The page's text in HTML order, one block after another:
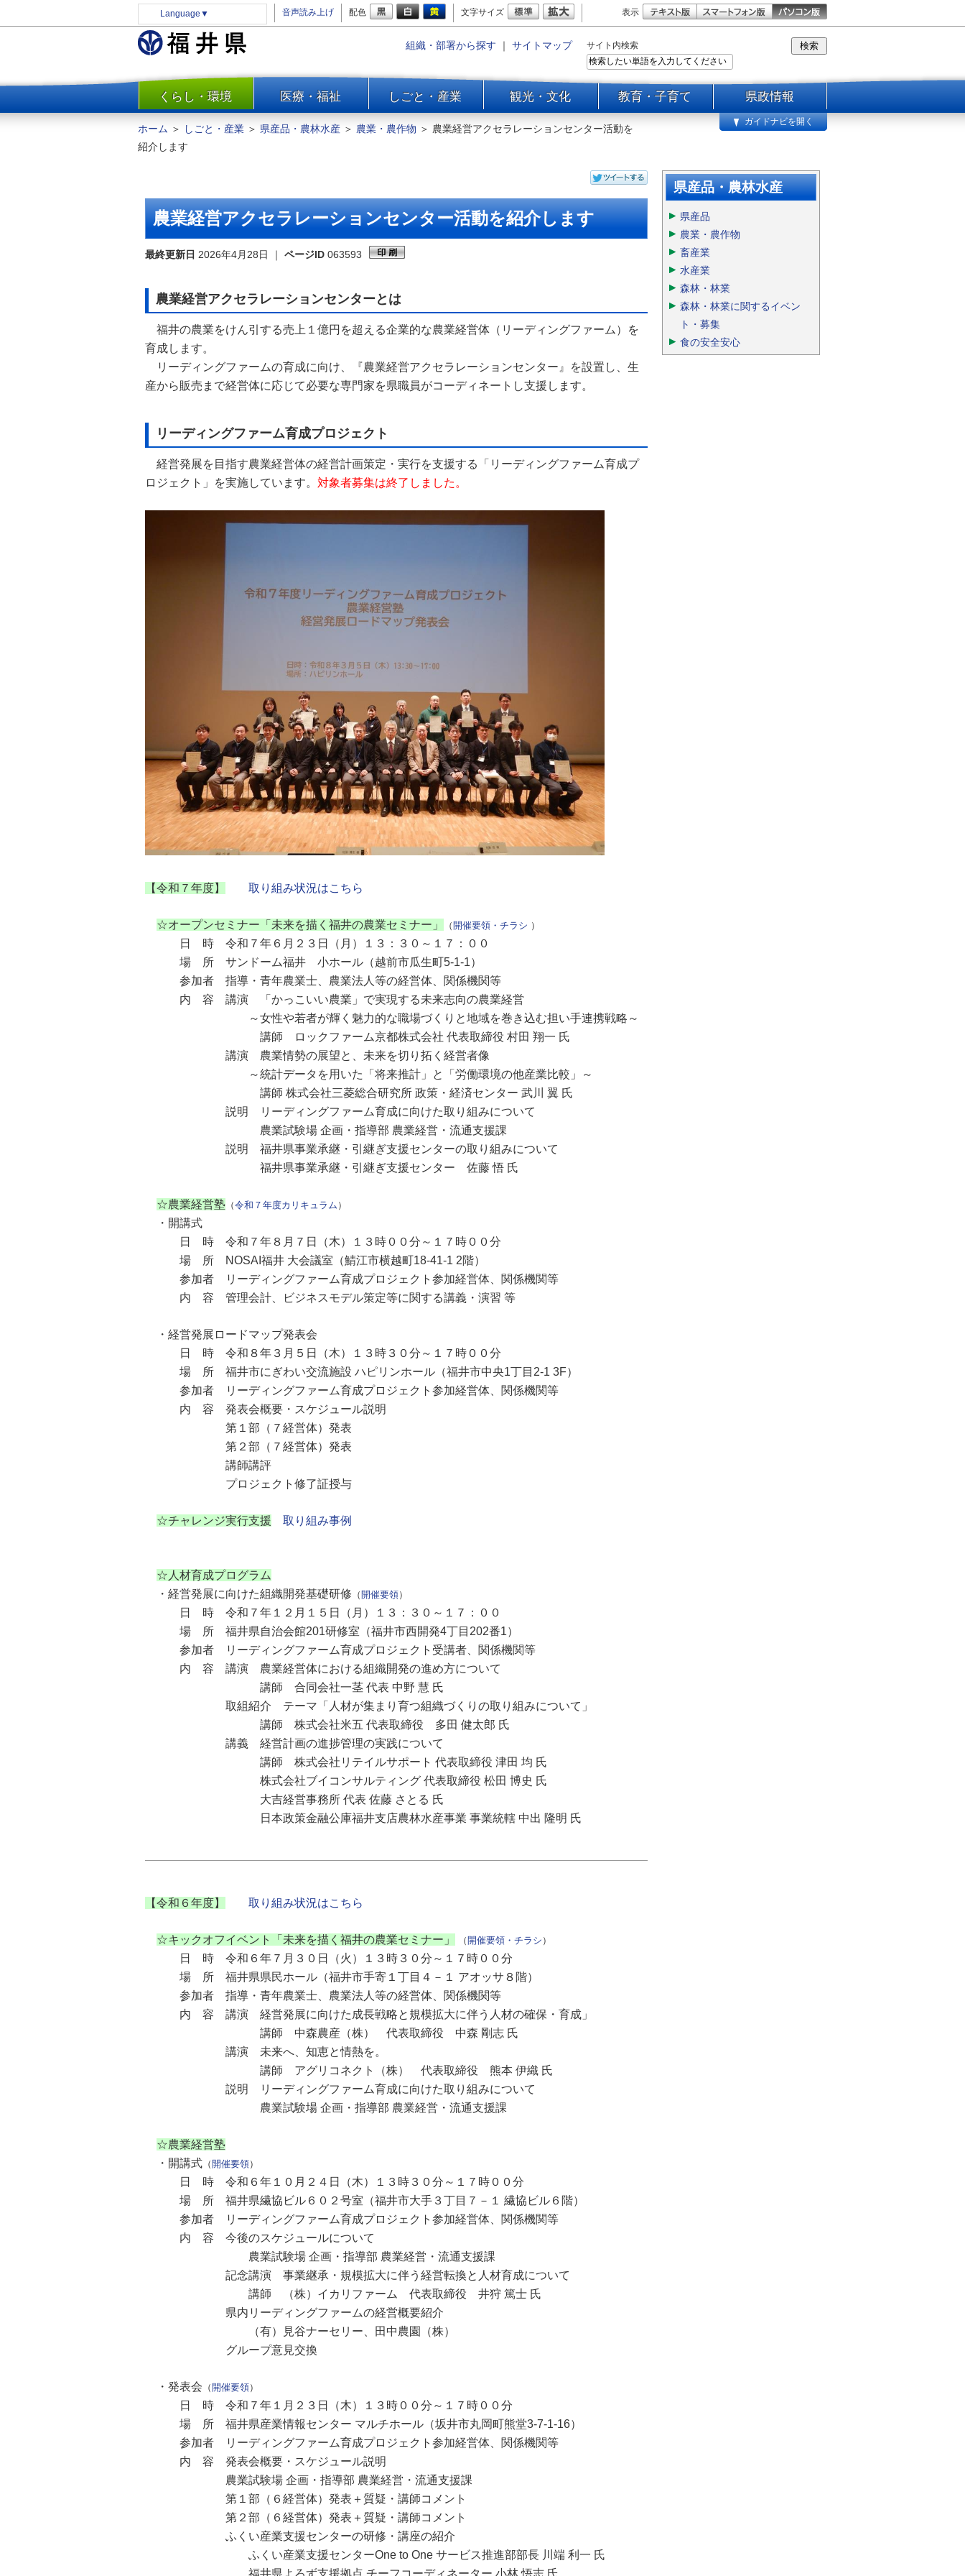
Language ▼ 音声読み上げ 配色 文字サイズ 表示
組織・部署から探す ｜ サイトマップ サイト内検索
一覧
くらし・環境 医療・福祉 しごと・産業 観光・文化 教育・子育て 県政情報
防災
安全安心
住まい・土地
環境問題・廃棄物対策・リサ
交通・道路
河川・砂防・港湾
自然
ホーム ＞ しごと・産業 ＞ 県産品・農林水産 ＞ 農業・農作物 ＞ 農業経営アクセラレーションセンター活動を
紹介します
ガイドナビを開く
農業経営アクセラレーションセンター活動を紹介します
最終更新日 2026年4月28日 ｜ ページID 063593
農業経営アクセラレーションセンターとは
福井の農業をけん引する売上１億円を超える企業的な農業経営体（リーディングファーム）を
育成​します。
リーディングファームの育成に向け、『農業経営アクセラレーションセンター』を設置し、生
産から販売まで経営体に応じて必要な専門家を県職員がコーディネートし支援します。
リーディングファーム育成プロジェクト
経営発展を目指す農業経営体の経営計画策定・実行を支援する「リーディングファーム育成プ
ロジェクト」を実施しています。 対象者募集は終了しました。
【令和７年度】 取り組み状況はこちら
☆オープンセミナー「未来を描く福井の農業セミナー」 （ 開催要領・チラシ ）
日 時 令和７年６月２３日（月）１３：３０～１７：００
場 所 サンドーム福井 小ホール（越前市瓜生町5-1-1）
参加者 指導・青年農業士、農業法人等の経営体、関係機関等
内 容 講演 「かっこいい農業」で実現する未来志向の農業経営
～女性や若者が輝く魅力的な職場づくりと地域を巻き込む担い手連携戦略～
講師 ロックファーム京都株式会社 代表取締役 村田 翔一 氏
講演 農業情勢の展望と、未来を切り拓く経営者像
～統計データを用いた「将来推計」と「労働環境の他産業比較」～
講師 株式会社三菱総合研究所 政策・経済センター 武川 翼 氏
説明 リーディングファーム育成に向けた取り組みについて
農業試験場 企画・指導部 農業経営・流通支援課
説明 福井県事業承継・引継ぎ支援センターの取り組みについて
福井県事業承継・引継ぎ支援センター 佐藤 悟 氏
☆農業経営塾 （令和７年度カリキュラム ）
・開講式
日 時 令和７年８月７日（木）１３時００分～１７時００分
場 所 NOSAI福井 大会議室（鯖江市横越町18-41-1 2階）
参加者 リーディングファーム育成プロジェクト参加経営体、関係機関等
内 容 管理会計、ビジネスモデル策定等に関する講義・演習 等
・経営発展ロードマップ発表会
日 時 令和８年３月５日（木）１３時３０分～１７時００分
場 所 福井市にぎわい交流施設 ハピリンホール（福井市中央1丁目2-1 3F）
参加者 リーディングファーム育成プロジェクト参加経営体、関係機関等
内 容 発表会概要・スケジュール説明
第１部（７経営体）発表
第２部（７経営体）発表
講師講評
プロジェクト修了証授与
☆チャレンジ実行支援 取り組み事例
☆人材育成プログラム
・経営発展に向けた組織開発基礎研修 （ 開催要領）
日 時 令和７年１２月１５日（月）１３：３０～１７：００
場 所 福井県自治会館201研修室（福井市西開発4丁目202番1）
参加者 リーディングファーム育成プロジェクト受講者、関係機関等
内 容 講演 農業経営体における組織開発の進め方について
講師 合同会社一茎 代表 中野 慧 氏
取組紹介 テーマ「人材が集まり育つ組織づくりの取り組みについて」
講師 株式会社米五 代表取締役 多田 健太郎 氏
講義 経営計画の進捗管理の実践について
講師 株式会社リテイルサポート 代表取締役 津田 均 氏
株式会社ブイコンサルティング 代表取締役 松田 博史 氏
大吉経営事務所 代表 佐藤 さとる 氏
日本政策金融公庫福井支店農林水産事業 事業統轄 中出 隆明 氏
【令和６年度】 取り組み状況はこちら
☆キックオフイベント「未来を描く福井の農業セミナー」 （ 開催要領・チラシ ）
日 時 令和６年７月３０日（火）１３時３０分～１７時００分
場 所 福井県県民ホール（福井市手寄１丁目４－１ アオッサ８階）
参加者 指導・青年農業士、農業法人等の経営体、関係機関等
内 容 講演 経営発展に向けた成長戦略と規模拡大に伴う人材の確保・育成」
講師 中森農産（株） 代表取締役 中森 剛志 氏
講演 未来へ、知恵と情熱を。
講師 アグリコネクト（株） 代表取締役 熊本 伊織 氏
説明 リーディングファーム育成に向けた取り組みについて
農業試験場 企画・指導部 農業経営・流通支援課
☆農業経営塾
・開講式 （ 開催要領）
日 時 令和６年１０月２４日（木）１３時３０分～１７時００分
場 所 福井県繊協ビル６０２号室（福井市大手３丁目７－１ 繊協ビル６階）
参加者 リーディングファーム育成プロジェクト参加経営体、関係機関等
内 容 今後のスケジュールについて
農業試験場 企画・指導部 農業経営・流通支援課
記念講演 事業継承・規模拡大に伴う経営転換と人材育成について
講師 （株）イカリファーム 代表取締役 井狩 篤士 氏
県内リーディングファームの経営概要紹介
（有）見谷ナーセリー、田中農園（株）
グループ意見交換
・発表会 （ 開催要領）
日 時 令和７年１月２３日（木）１３時００分～１７時００分
場 所 福井県産業情報センター マルチホール（坂井市丸岡町熊堂3-7-1-16）
参加者 リーディングファーム育成プロジェクト参加経営体、関係機関等
内 容 発表会概要・スケジュール説明
農業試験場 企画・指導部 農業経営・流通支援課
第１部（６経営体）発表＋質疑・講師コメント
第２部（６経営体）発表＋質疑・講師コメント
ふくい産業支援センターの研修・講座の紹介
ふくい産業支援センターOne to One サービス推進部部長 川端 利一 氏
県産品・農林水産
県産品
農業・農作物
畜産業
水産業
森林・林業
森林・林業に関するイベン
ト・募集
食の安全安心